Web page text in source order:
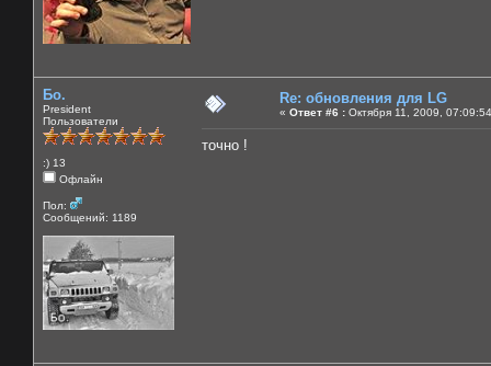
Бо.
President
Пользователи
:) 13
Офлайн
Пол:
Сообщений: 1189
Re: обновления для LG
« Ответ #6 : Октября 11, 2009,
точно !